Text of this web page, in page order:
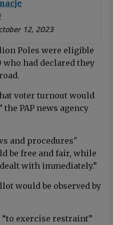
12, 2023
Poles were eligible
who had declared they
voter turnout would
the PAP news agency
and procedures"
be free and fair, while
with immediately.”
would be observed by
exercise restraint”